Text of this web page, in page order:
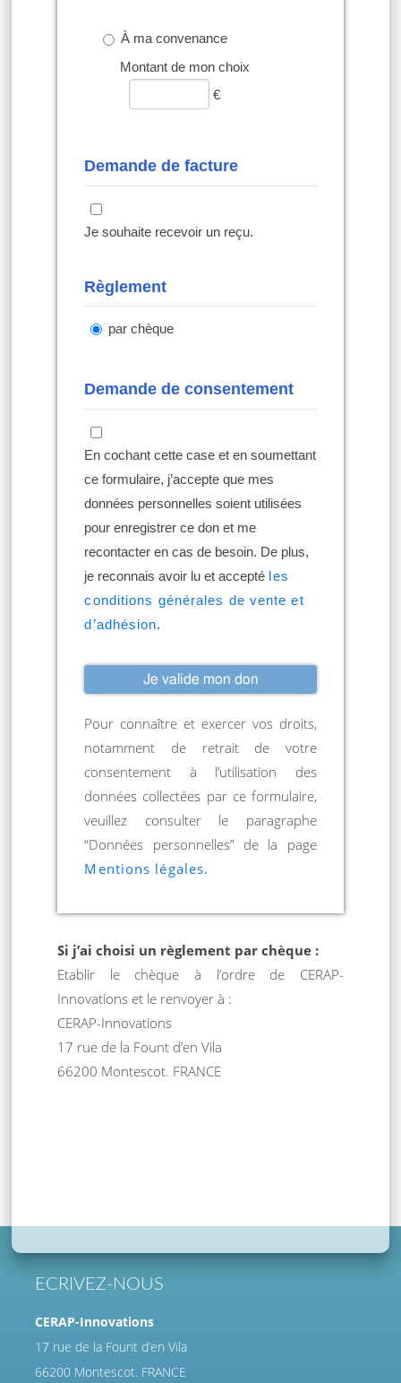
À ma convenance
Montant de mon choix
€
Demande de facture
Je souhaite recevoir un reçu.
Règlement
par chèque
Demande de consentement
En cochant cette case et en soumettant
ce formulaire, j’accepte que mes
données personnelles soient utilisées
pour enregistrer ce don et me
recontacter en cas de besoin. De plus,
je reconnais avoir lu et accepté les
conditions générales de vente et
d’adhésion.
Pour connaître et exercer vos droits,
notamment de retrait de votre
consentement à l’utilisation des
données collectées par ce formulaire,
veuillez consulter le paragraphe
“Données personnelles” de la page
Mentions légales.
Si j’ai choisi un règlement par chèque :
Etablir le chèque à l’ordre de CERAP-
Innovations et le renvoyer à :
CERAP-Innovations
17 rue de la Fount d’en Vila
66200 Montescot. FRANCE
ECRIVEZ-NOUS
CERAP-Innovations
17 rue de la Fount d’en Vila
66200 Montescot. FRANCE